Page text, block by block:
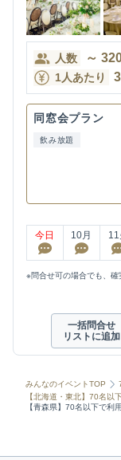
人数 ～
1人あたり
同窓会プラン
飲み放題
今日 10月 11
※問合せ可の場合でも、確
一括問合せ
リストに追加
みんなのイベントTOP
【北海道・東北】70名以
【青森県】70名以下で利